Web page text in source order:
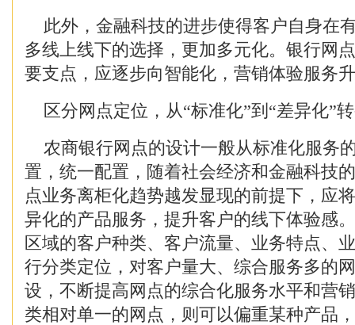
此外，金融科技的进步使得客户自身在
多线上线下的选择，更加多元化。银行网
要支点，应逐步向智能化，营销体验服务
区分网点定位，从“标准化”到“差异化”
农商银行网点的设计一般从标准化服务
置，统一配置，随着社会经济和金融科技
点业务离柜化趋势越发显现的前提下，应
异化的产品服务，提升客户的线下体验感
区域的客户种类、客户流量、业务特点、
行分类定位，对客户量大、综合服务多的
设，不断提高网点的综合化服务水平和营
类相对单一的网点，则可以偏重某种产品